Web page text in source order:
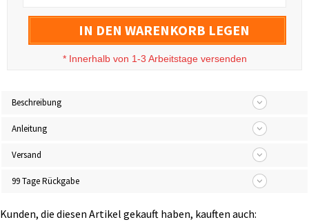
IN DEN WARENKORB LEGEN
* Innerhalb von 1-3 Arbeitstage versenden
Beschreibung
Anleitung
Versand
99 Tage Rückgabe
Kunden, die diesen Artikel gekauft haben, kauften auch: